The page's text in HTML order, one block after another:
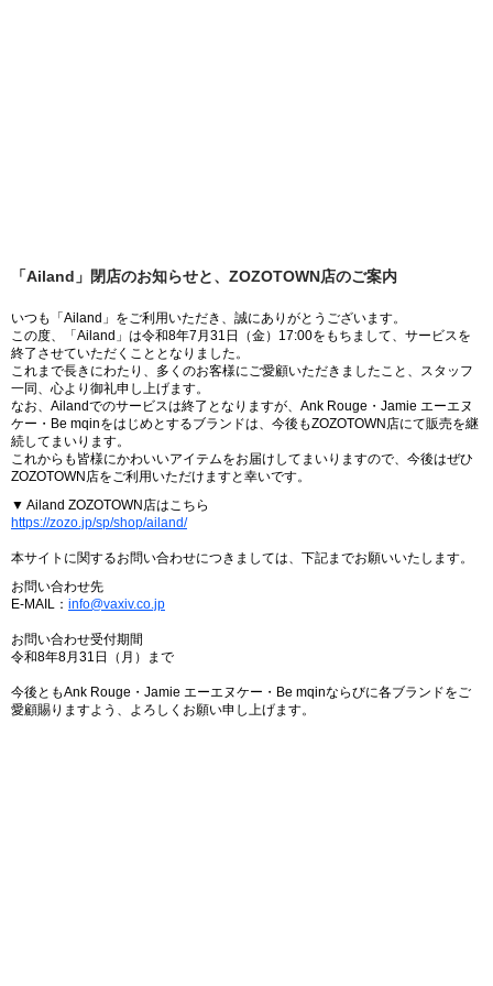
「Ailand」閉店のお知らせと、ZOZOTOWN店のご案内
いつも「Ailand」をご利用いただき、誠にありがとうございます。
この度、「Ailand」は令和8年7月31日（金）17:00をもちまして、サービスを
終了させていただくこととなりました。
これまで長きにわたり、多くのお客様にご愛顧いただきましたこと、スタッフ
一同、心より御礼申し上げます。
なお、Ailandでのサービスは終了となりますが、Ank Rouge・Jamie エーエヌ
ケー・Be mqinをはじめとするブランドは、今後もZOZOTOWN店にて販売を継
続してまいります。
これからも皆様にかわいいアイテムをお届けしてまいりますので、今後はぜひ
ZOZOTOWN店をご利用いただけますと幸いです。
▼ Ailand ZOZOTOWN店はこちら
https://zozo.jp/sp/shop/ailand/
本サイトに関するお問い合わせにつきましては、下記までお願いいたします。
お問い合わせ先
E-MAIL： info@vaxiv.co.jp
お問い合わせ受付期間
令和8年8月31日（月）まで
今後ともAnk Rouge・Jamie エーエヌケー・Be mqinならびに各ブランドをご
愛顧賜りますよう、よろしくお願い申し上げます。